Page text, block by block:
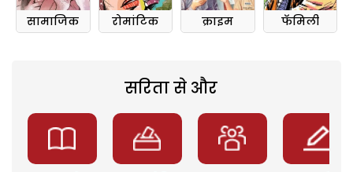
सामाजिक रोमांटिक क्राइम फॅमिली
सरिता से और